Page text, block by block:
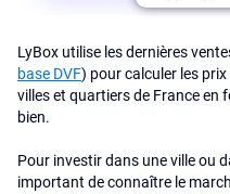
LyBox utilise les dernières
base DVF) pour calculer les
villes et quartiers de France en
bien.
Pour investir dans une ville ou
important de connaître le